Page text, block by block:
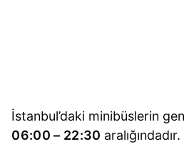
İstanbul’daki minibüslerin
06:00 – 22:30